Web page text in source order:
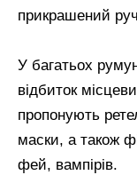
прикрашений
У багатьох
відбиток
пропонують
маски, а також
фей, вампірів.